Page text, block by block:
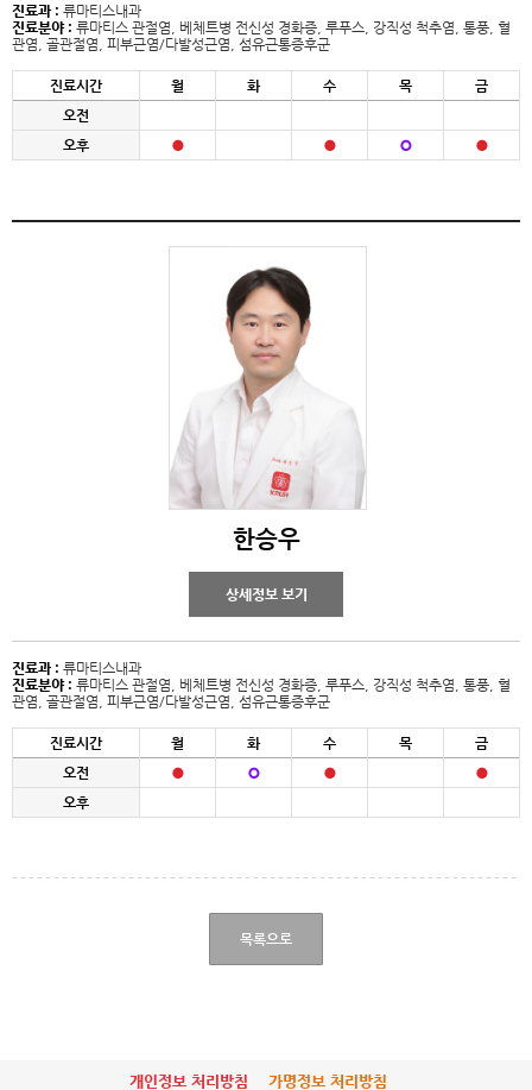
진료과 : 류마티스내과
진료분야 : 류마티스 관절염, 베체트병 전신성 경화증, 루푸스, 강직성 척추염, 통풍, 혈
관염, 골관절염, 피부근염/다발성근염, 섬유근통증후군
진료시간 월 화 수 목
금
오전
오후
한승우
상세정보 보기
진료과 : 류마티스내과
진료분야 : 류마티스 관절염, 베체트병 전신성 경화증, 루푸스, 강직성 척추염, 통풍, 혈
관염, 골관절염, 피부근염/다발성근염, 섬유근통증후군
진료시간 월 화 수 목
금
오전
오후
목록으로
개인정보 처리방침 가명정보 처리방침